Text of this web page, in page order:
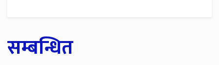
सम्बन्धित